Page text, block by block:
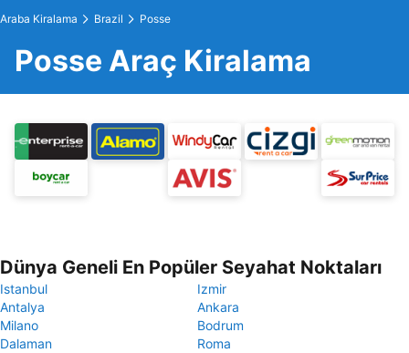
Araba Kiralama Brazil Posse
Posse Araç Kiralama
Dünya Geneli En Popüler Seyahat Noktaları
Istanbul
Izmir
Antalya
Ankara
Milano
Bodrum
Dalaman
Roma